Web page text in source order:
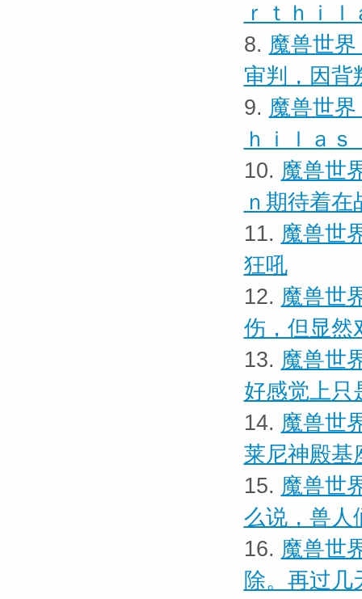
ｒｔｈｉｌ
8. 魔兽世
审判，因背
9. 魔兽世
ｈｉｌａｓ
10. 魔兽世
ｎ期待着在
11. 魔兽世
狂吼
12. 魔兽世
伤，但显然
13. 魔兽世
好感觉上只
14. 魔兽世
莱尼神殿基
15. 魔兽世
么说，兽人
16. 魔兽世
除。再过几